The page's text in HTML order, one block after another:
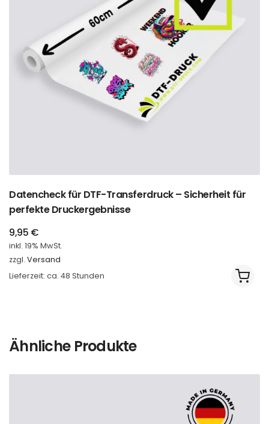
Datencheck für DTF-Transferdruck – Sicherheit für
perfekte Druckergebnisse
9,95 €
inkl. 19% MwSt.
zzgl. Versand
Lieferzeit: ca. 48 Stunden
Ähnliche Produkte